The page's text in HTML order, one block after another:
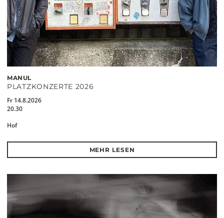
MANUL
PLATZKONZERTE 2026
Fr 14.8.2026
20.30
Hof
MEHR LESEN